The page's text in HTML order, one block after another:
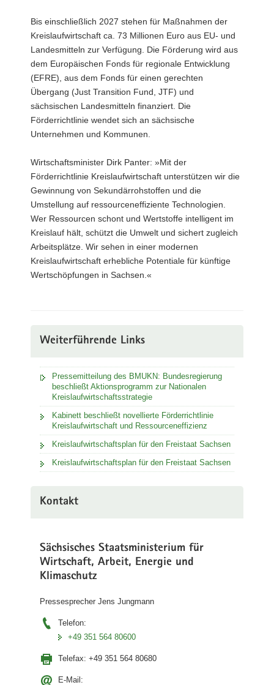
Bis einschließlich 2027 stehen für Maßnahmen der
Kreislaufwirtschaft ca. 73 Millionen Euro aus EU- und
Landesmitteln zur Verfügung. Die Förderung wird aus
dem Europäischen Fonds für regionale Entwicklung
(EFRE), aus dem Fonds für einen gerechten
Übergang (Just Transition Fund, JTF) und
sächsischen Landesmitteln finanziert. Die
Förderrichtlinie wendet sich an sächsische
Unternehmen und Kommunen.
Wirtschaftsminister Dirk Panter: »Mit der
Förderrichtlinie Kreislaufwirtschaft unterstützen wir die
Gewinnung von Sekundärrohstoffen und die
Umstellung auf ressourceneffiziente Technologien.
Wer Ressourcen schont und Wertstoffe intelligent im
Kreislauf hält, schützt die Umwelt und sichert zugleich
Arbeitsplätze. Wir sehen in einer modernen
Kreislaufwirtschaft erhebliche Potentiale für künftige
Wertschöpfungen in Sachsen.«
Weiterführende Links
Pressemitteilung des BMUKN: Bundesregierung
beschließt Aktionsprogramm zur Nationalen
Kreislaufwirtschaftsstrategie
Kabinett beschließt novellierte Förderrichtlinie
Kreislaufwirtschaft und Ressourceneffizienz
Kreislaufwirtschaftsplan für den Freistaat Sachsen
Kreislaufwirtschaftsplan für den Freistaat Sachsen
Kontakt
Sächsisches Staatsministerium für
Wirtschaft, Arbeit, Energie und
Klimaschutz
Pressesprecher Jens Jungmann
Telefon:
+49 351 564 80600
Telefax: +49 351 564 80680
E-Mail: